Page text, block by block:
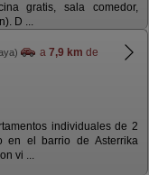
gratis, sala comedor,
D ...
a 7,9 km de
individuales de 2
en el barrio de Asterrika
vi ...